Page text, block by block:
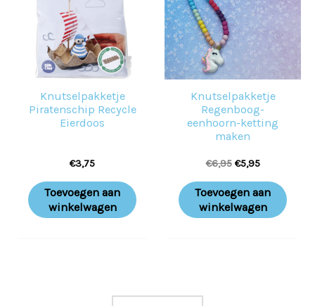
Knutselpakketje
Piratenschip Recycle
Eierdoos
€3,75
Toevoegen aan
winkelwagen
Knutselpakketje
Regenboog-
eenhoorn-ketting
maken
€6,95 €5,95
Toevoegen aan
winkelwagen